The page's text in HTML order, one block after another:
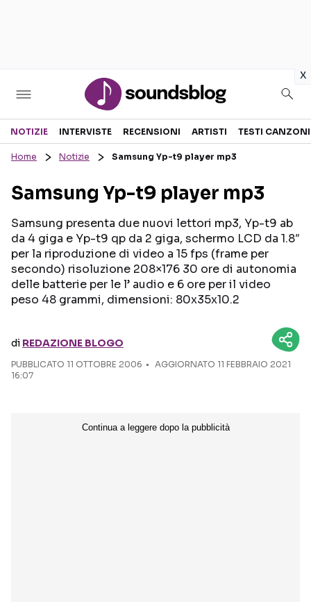
x
Sezioni
RECENSIONI MUSICALI
GOSSIP E CURIOSITÀ
TESTI CANZONI
TOUR ED EVENTI
TALENT SHOW
Seguici sui social
NOTIZIE INTERVISTE RECENSIONI ARTISTI TESTI CANZONI
Home Notizie Samsung Yp-t9 player mp3
Samsung Yp-t9 player mp3
Samsung presenta due nuovi lettori mp3, Yp-t9 ab
da 4 giga e Yp-t9 qp da 2 giga, schermo LCD da 1.8″
per la riproduzione di video a 15 fps (frame per
secondo) risoluzione 208×176 30 ore di autonomia
delle batterie per le l’ audio e 6 ore per il video
peso 48 grammi, dimensioni: 80x35x10.2
di REDAZIONE BLOGO
PUBBLICATO 11 OTTOBRE 2006
AGGIORNATO 11 FEBBRAIO 2021
16:07